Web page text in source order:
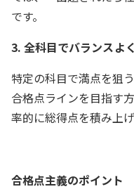
です。
3. 全科目でバランスよ
特定の科目で満点を狙
合格点ラインを目指す
率的に総得点を積み上げ
合格点主義のポイント